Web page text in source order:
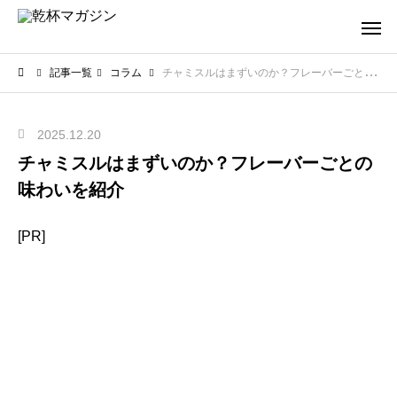
記事一覧 コラム チャミスルはまずいのか？フレーバーごとの味わいを紹介
2025.12.20
チャミスルはまずいのか？フレーバーごとの
味わいを紹介
[PR]